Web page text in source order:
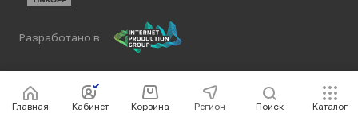
Разработано в
Главная Кабинет Корзина Регион Поиск Каталог